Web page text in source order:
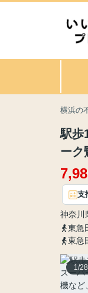
横浜の
駅歩
ーク
支
神奈川
東急
東急
1/28